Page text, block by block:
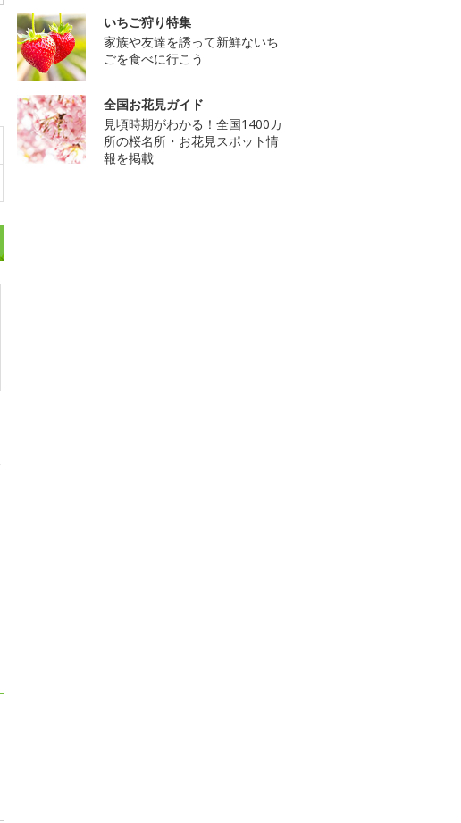
いちご狩り特集
家族や友達を誘って新鮮ないち
ごを食べに行こう
全国お花見ガイド
見頃時期がわかる！全国1400カ
所の桜名所・お花見スポット情
報を掲載